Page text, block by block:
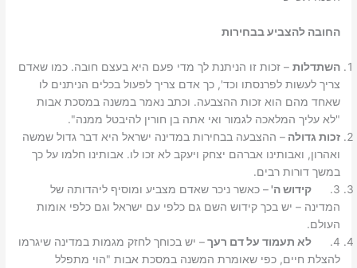
החובה להצביע בבחירות
השתדלות – זכות זו הניתנת לך מדי פעם היא בעצם חובה. כמו שאדם
צריך לעשות לפרנסתו וכד', כך אדם צריך לפעול בכלים הניתנים לו
שאחד מהם הוא זכות ההצבעה. וכתב נאמר במשנה במסכת אבות
"לא עליך המלאכה לגמור ואי אתה בן חורין להיבטל ממנה".
זכות גדולה– ההצבעה בבחירות במדינה ישראל היא דבר גדול שמשה
ואהרון, ואבותינו אברהם יצחק ויעקב לא זכו לו. אבותינו חלמו על כך
במשך דורות רבים.
3.
קידוש ה'– כאשר ניכר שאדם מצביע ומוסיף ליהדותה של
המדינה – יש בכך קידוש השם גם כלפי עם ישראל וגם כלפי אומות
העולם.
4.
לא תעמוד על דם רעך– יש בכוחך לחזק מגמות במדינה שיגרמו
להצלת חיים, כפי שאומרת המשנה במסכת אבות "הוי מתפלל